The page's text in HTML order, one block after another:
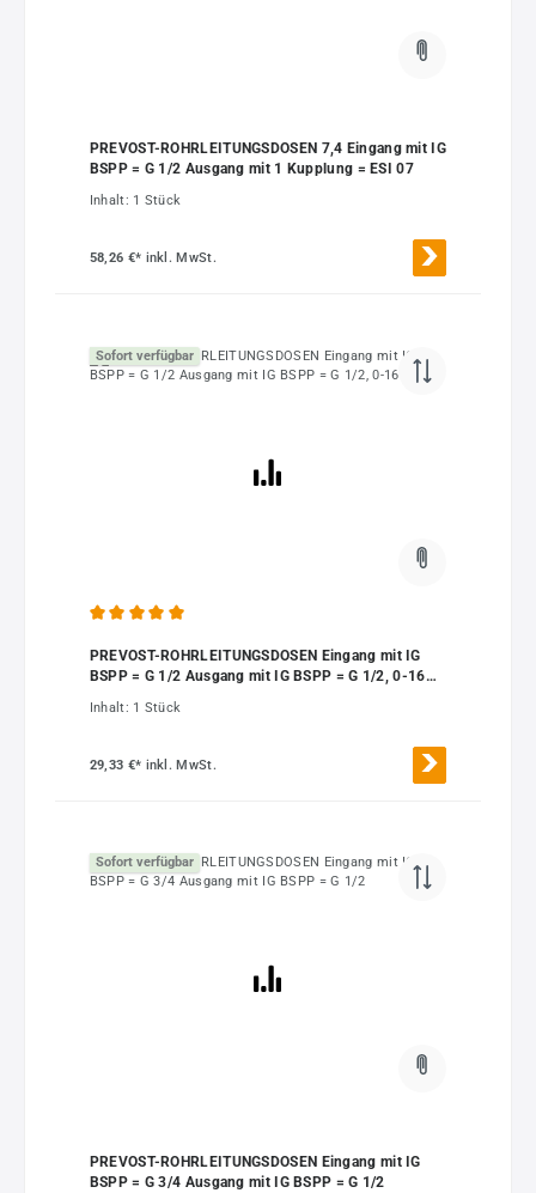
PREVOST-ROHRLEITUNGSDOSEN 7,4 Eingang mit IG
BSPP = G 1/2 Ausgang mit 1 Kupplung = ESI 07
Inhalt: 1 Stück
58,26 €* inkl. MwSt.
Sofort verfügbar
PREVOST-ROHRLEITUNGSDOSEN Eingang mit IG
BSPP = G 1/2 Ausgang mit IG BSPP = G 1/2, 0-16
Inhalt: 1 Stück
29,33 €* inkl. MwSt.
Sofort verfügbar
PREVOST-ROHRLEITUNGSDOSEN Eingang mit IG
BSPP = G 3/4 Ausgang mit IG BSPP = G 1/2